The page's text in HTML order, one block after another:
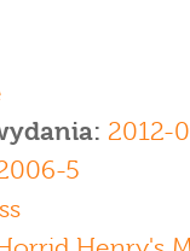
2012-
5